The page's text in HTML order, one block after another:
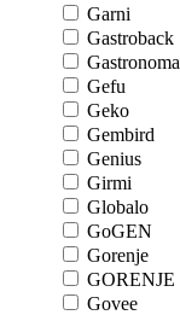
Garni
Gastroback
Gastronoma
Gefu
Geko
Gembird
Genius
Girmi
Globalo
GoGEN
Gorenje
GORENJE
Govee